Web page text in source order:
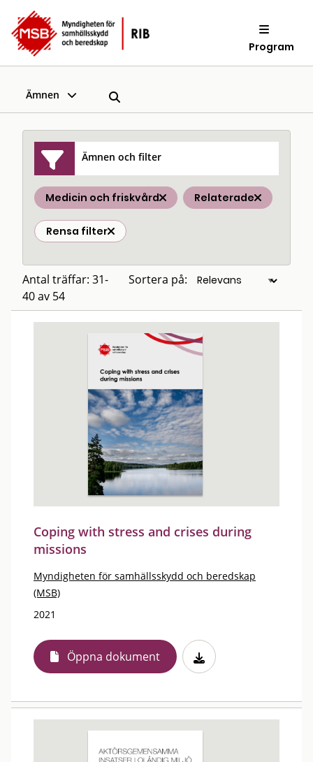
Program
Ämnen
Ämnen och filter
Medicin och friskvård Relaterade
Rensa filter
Antal träffar: 31-
40 av 54
Sortera på:
Coping with stress and crises during
missions
Myndigheten för samhällsskydd och beredskap
(MSB)
2021
Öppna dokument